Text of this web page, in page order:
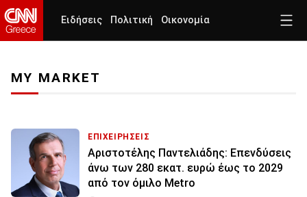
Ειδήσεις Πολιτική Οικονομία
MY MARKET
ΕΠΙΧΕΙΡΗΣΕΙΣ
Αριστοτέλης Παντελιάδης: Επενδύσεις
άνω των 280 εκατ. ευρώ έως το 2029
από τον όμιλο Metro